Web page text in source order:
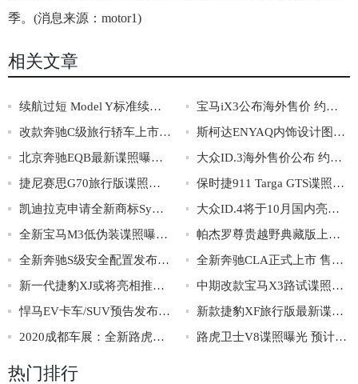
季。(消息来源：motor1)
相关文章
续航过短 Model Y标准续航版将不生产
宝马iX3公布海外售价 约合人民币55.4万元
改款奔驰C级旅行轿车上市 售价36.08-39.28万
斯柯达ENYAQ内饰设计图曝光 配悬浮式中控屏
北京奔驰EQB最新谍照曝光 续航有望达到480km
大众ID.3海外售价公布 约售价28.8-36.3万元
捷尼赛思G70旅行版谍照曝光 采用单边两出排气
保时捷911 Targa GTS谍照曝光 搭载搭载3.0T动力
凯迪拉克申请全新商标Symboliq 或为全新纯电动车
大众ID.4将于10月国内亮相 国内首款MEB平台车型
全新宝马M3低伪装谍照曝光 或搭载3.0T动力
帕杰罗尊贵越野典藏版上市 售价38.98万元
全新奔驰S级安全配置发布 配后排正面安全气囊
全新奔驰CLA正式上市 售价29.98-38.18万
新一代捷豹XJ或将亮相推迟 或三季度发布
中期改款宝马X3路试谍照曝光 前脸和尾部调整
悍马EV卡车/SUV预告发布 将秋天首发亮相
新款捷豹XF旅行版最新谍照曝光 配运动版套件
2020成都车展：全新路虎卫士正式上市
路虎卫士V8谍照曝光 预计最快2021年底亮相
热门排行